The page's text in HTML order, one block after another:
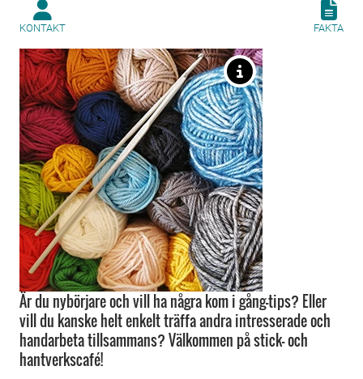
KONTAKT FAKTA
Är du nybörjare och vill ha några kom i gång-tips? Eller
vill du kanske helt enkelt träffa andra intresserade och
handarbeta tillsammans? Välkommen på stick- och
hantverkscafé!